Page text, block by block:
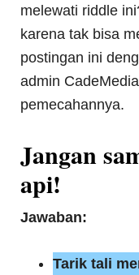
melewati riddle
karena tak bisa
postingan ini
admin
pemecahannya.
Jangan
api!
Jawaban:
Tarik tali